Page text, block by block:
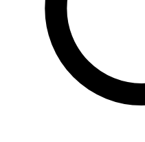
Контакты